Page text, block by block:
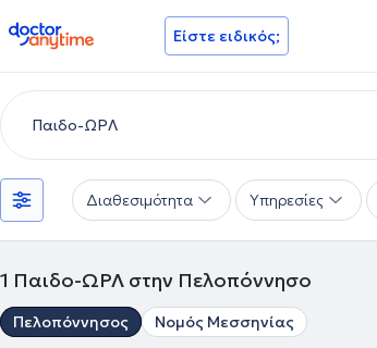
doctoranytime Είστε ειδικός;
Διαθεσιμότητα Υπηρεσίες
1 Παιδο-ΩΡΛ στην Πελοπόννησο
Πελοπόννησος Νομός Μεσσηνίας